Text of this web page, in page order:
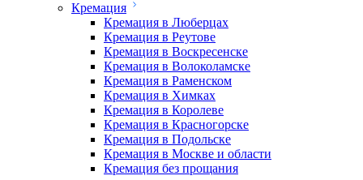
Кремация
Кремация в Люберцах
Кремация в Реутове
Кремация в Воскресенске
Кремация в Волоколамске
Кремация в Раменском
Кремация в Химках
Кремация в Королеве
Кремация в Красногорске
Кремация в Подольске
Кремация в Москве и области
Кремация без прощания